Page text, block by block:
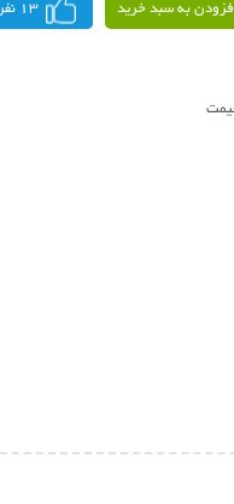
به سبد خرید 13 نفر